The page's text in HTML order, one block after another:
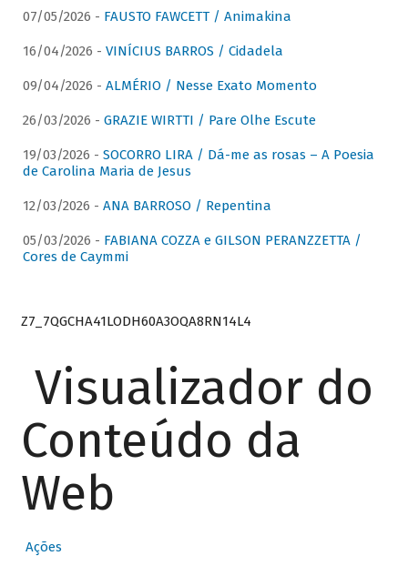
07/05/2026 - FAUSTO FAWCETT / Animakina
16/04/2026 - VINÍCIUS BARROS / Cidadela
09/04/2026 - ALMÉRIO / Nesse Exato Momento
26/03/2026 - GRAZIE WIRTTI / Pare Olhe Escute
19/03/2026 - SOCORRO LIRA / Dá-me as rosas – A Poesia
de Carolina Maria de Jesus
12/03/2026 - ANA BARROSO / Repentina
05/03/2026 - FABIANA COZZA e GILSON PERANZZETTA /
Cores de Caymmi
Z7_7QGCHA41LODH60A3OQA8RN14L4
Visualizador do
Conteúdo da
Web
Ações